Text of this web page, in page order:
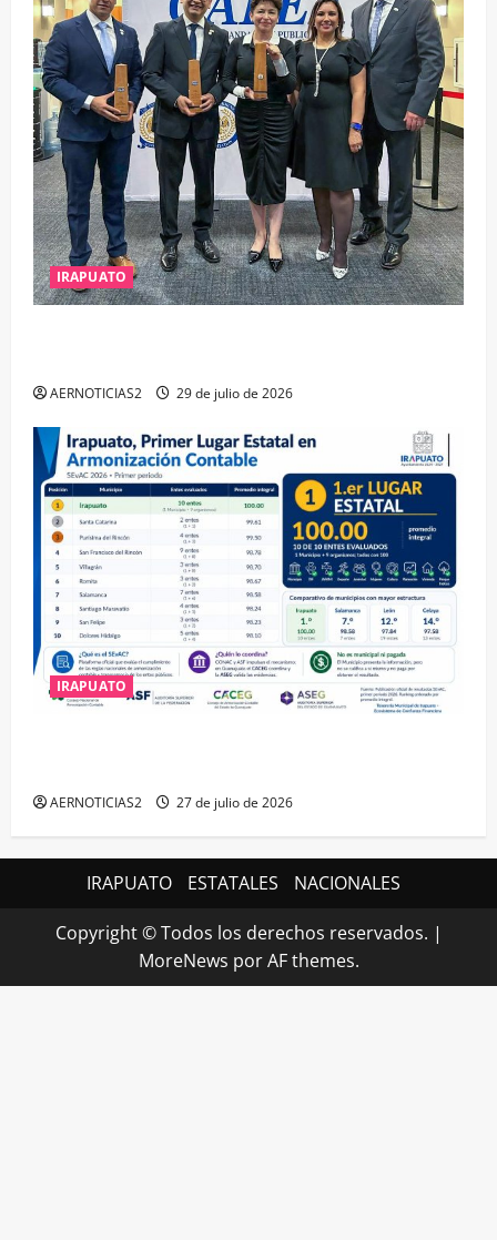
IRAPUATO
AERNOTICIAS2 29 de julio de 2026
IRAPUATO
AERNOTICIAS2 27 de julio de 2026
IRAPUATO ESTATALES NACIONALES
Copyright © Todos los derechos reservados. |
MoreNews por AF themes.